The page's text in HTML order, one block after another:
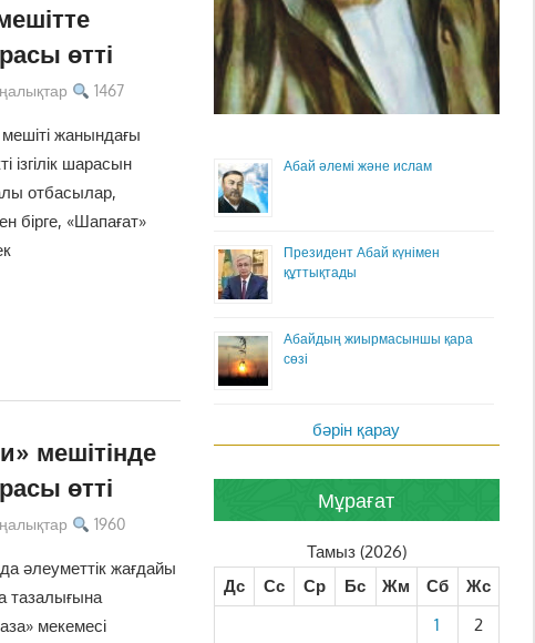
өтті
1467
жанындағы
шарасын
отбасылар,
бірге, «Шапағат»
мешітінде
өтті
1960
әлеуметтік жағдайы
тазалығына
мекемесі
Абай әлемі және ислам
Президент Абай күнімен
құттықтады
Абайдың жиырмасыншы қара
сөзі
бәрін қарау
Мұрағат
Тамыз (2026)
Дс
Сс Ср Бс Жм Сб
Жс
1
2